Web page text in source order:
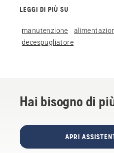
LEGGI DI PIÙ SU
manutenzione
decespugliatore
Hai bisogno di
APRI